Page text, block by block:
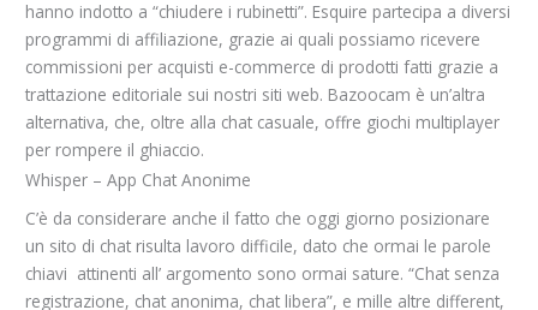
hanno indotto a “chiudere i rubinetti”. Esquire partecipa a diversi
programmi di affiliazione, grazie ai quali possiamo ricevere
commissioni per acquisti e-commerce di prodotti fatti grazie a
trattazione editoriale sui nostri siti web. Bazoocam è un’altra
alternativa, che, oltre alla chat casuale, offre giochi multiplayer
per rompere il ghiaccio.
Whisper – App Chat Anonime
C’è da considerare anche il fatto che oggi giorno posizionare
un sito di chat risulta lavoro difficile, dato che ormai le parole
chiavi attinenti all’ argomento sono ormai sature. “Chat senza
registrazione, chat anonima, chat libera”, e mille altre different,